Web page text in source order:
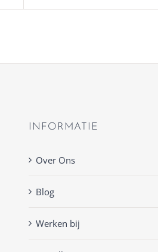
INFORMATIE
Over Ons
Blog
Werken bij